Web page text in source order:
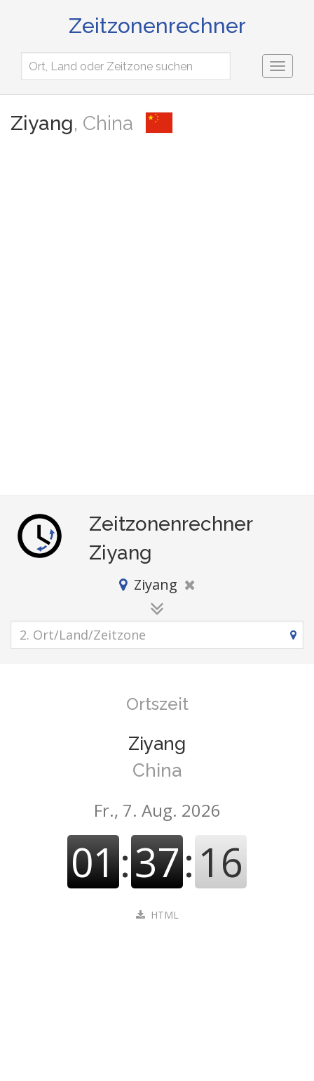
Zeitzonenrechner
Toggle
Ziyang, China
Zeitzonenrechner
Ziyang
Ziyang
Ortszeit
Ziyang
China
Fr., 7. Aug. 2026
01:37:16
HTML